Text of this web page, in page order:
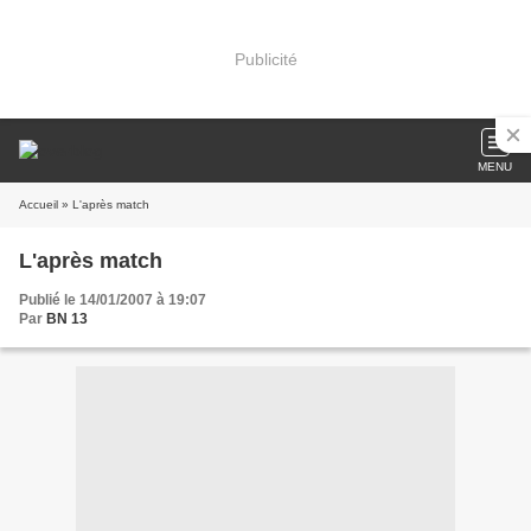
Publicité
MENU
Accueil » L'après match
L'après match
Publié le 14/01/2007 à 19:07
Par BN 13